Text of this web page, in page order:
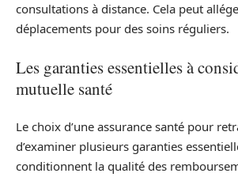
consultations à distance. Cela peut
déplacements pour des soins réguliers.
Les garanties essentielles à
mutuelle santé
Le choix d’une assurance santé pour
d’examiner plusieurs garanties
conditionnent la qualité des